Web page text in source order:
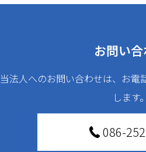
お問い
当法人へのお問い合わせは、お電
します。
086-